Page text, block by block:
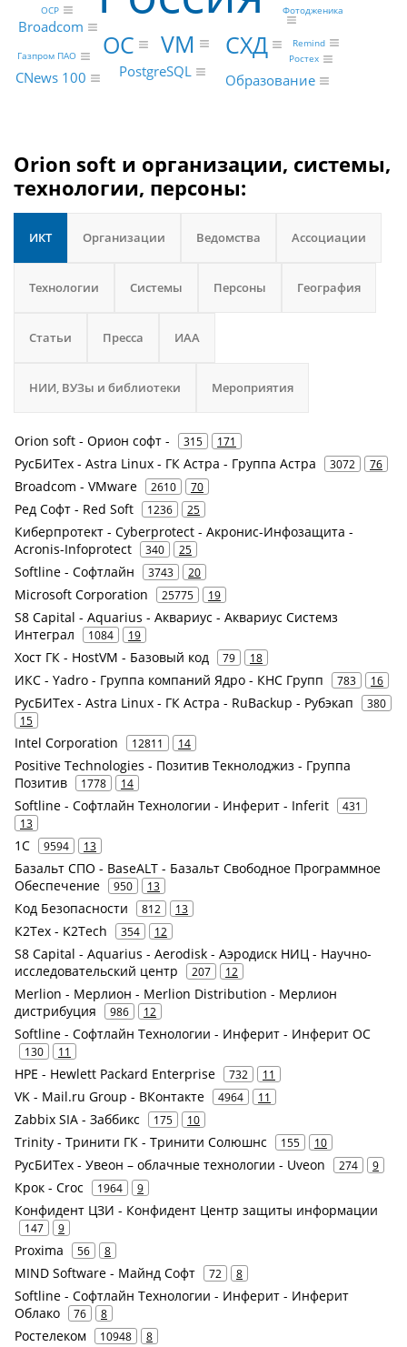
ОС VM СХД
Broadcom
CNews 100 PostgreSQL
Образование
Газпром ПАО
Фотодженика
OCP
Ростех
Remind
Orion soft и организации, системы,
технологии, персоны:
ИКТ Организации Ведомства Ассоциации
Технологии Системы Персоны География
Статьи Пресса ИАА
НИИ, ВУЗы и библиотеки Мероприятия
Orion soft - Орион софт - 315 171
РусБИТех - Astra Linux - ГК Астра - Группа Астра 3072 76
Broadcom - VMware 2610 70
Ред Софт - Red Soft 1236 25
Киберпротект - Cyberprotect - Акронис-Инфозащита -
Acronis-Infoprotect
340 25
Softline - Софтлайн 3743 20
Microsoft Corporation 25775 19
S8 Capital - Aquarius - Аквариус - Аквариус Системз
Интеграл
1084 19
Хост ГК - HostVM - Базовый код 79 18
ИКС - Yadro - Группа компаний Ядро - КНС Групп 783 16
РусБИТех - Astra Linux - ГК Астра - RuBackup - Рубэкап
380
15
Intel Corporation 12811 14
Positive Technologies - Позитив Текнолоджиз - Группа
Позитив
1778 14
Softline - Софтлайн Технологии - Инферит - Inferit
431
13
1С 9594 13
Базальт СПО - BaseALT - Базальт Свободное Программное
Обеспечение
950 13
Код Безопасности 812 13
К2Тех - K2Tech 354 12
S8 Capital - Aquarius - Aerodisk - Аэродиск НИЦ - Научно-
исследовательский центр
207 12
Merlion - Мерлион - Merlion Distribution - Мерлион
дистрибуция
986 12
Softline - Софтлайн Технологии - Инферит - Инферит ОС
130 11
HPE - Hewlett Packard Enterprise 732 11
VK - Mail.ru Group - ВКонтакте 4964 11
Zabbix SIA - Заббикс 175 10
Trinity - Тринити ГК - Тринити Солюшнс 155 10
РусБИТех - Увеон – облачные технологии - Uveon 274 9
Крок - Croc 1964 9
Конфидент ЦЗИ - Конфидент Центр защиты информации
147 9
Proxima 56 8
MIND Software - Майнд Софт 72 8
Softline - Софтлайн Технологии - Инферит - Инферит
Облако
76 8
Ростелеком 10948 8